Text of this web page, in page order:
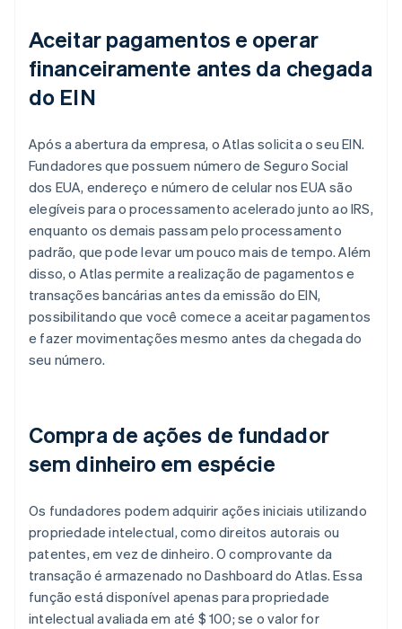
Aceitar pagamentos e operar
financeiramente antes da chegada
do EIN
Após a abertura da empresa, o Atlas solicita o seu EIN.
Fundadores que possuem número de Seguro Social
dos EUA, endereço e número de celular nos EUA são
elegíveis para o processamento acelerado junto ao IRS,
enquanto os demais passam pelo processamento
padrão, que pode levar um pouco mais de tempo. Além
disso, o Atlas permite a realização de pagamentos e
transações bancárias antes da emissão do EIN,
possibilitando que você comece a aceitar pagamentos
e fazer movimentações mesmo antes da chegada do
seu número.
Compra de ações de fundador
sem dinheiro em espécie
Os fundadores podem adquirir ações iniciais utilizando
propriedade intelectual, como direitos autorais ou
patentes, em vez de dinheiro. O comprovante da
transação é armazenado no Dashboard do Atlas. Essa
função está disponível apenas para propriedade
intelectual avaliada em até $ 100; se o valor for